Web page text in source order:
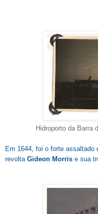
Hidroporto da Barra
Em 1644, foi o forte
revolta Gideon Morris e sua